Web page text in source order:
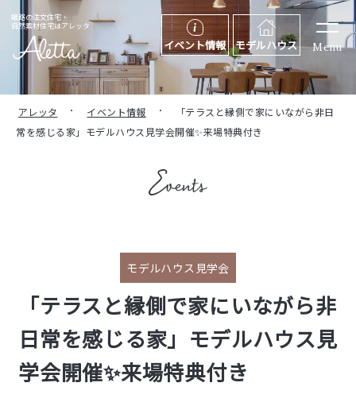
姫路の注文住宅・
自然素材住宅はアレッタ
イベント情報 モデルハウス Menu
アレッタ イベント情報
「テラスと縁側で家にいながら非日
常を感じる家」モデルハウス見学会開催✨来場特典付き
モデルハウス見学会
「テラスと縁側で家にいながら非
日常を感じる家」モデルハウス見
学会開催✨来場特典付き